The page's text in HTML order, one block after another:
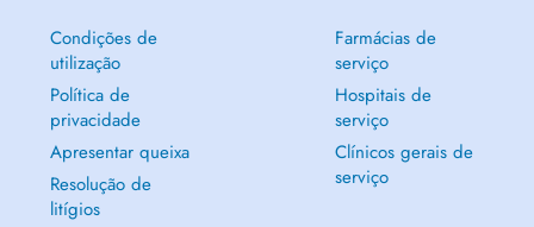
Condições de
utilização
Política de
privacidade
Apresentar queixa
Resolução de
litígios
Farmácias de
serviço
Hospitais de
serviço
Clínicos gerais de
serviço